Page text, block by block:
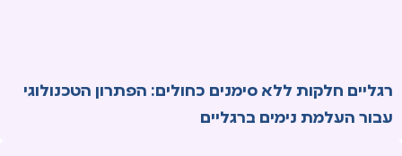
רגליים חלקות ללא סימנים כחולים: הפתרון הטכנולוגי
עבור העלמת נימים ברגליים